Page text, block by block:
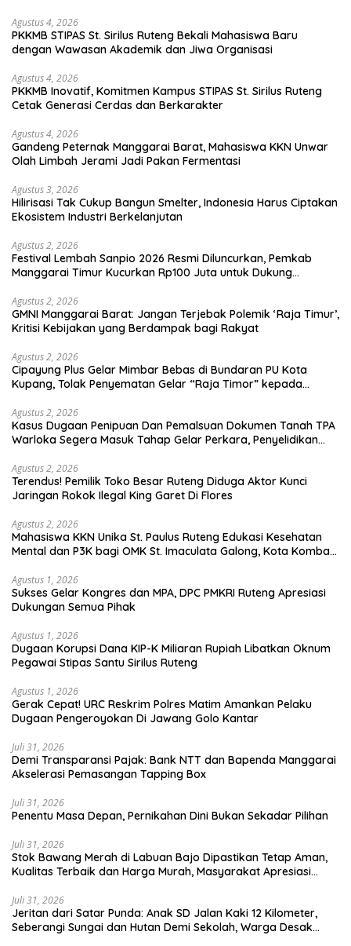
Agustus 4, 2026
PKKMB STIPAS St. Sirilus Ruteng Bekali Mahasiswa Baru
dengan Wawasan Akademik dan Jiwa Organisasi
Agustus 4, 2026
PKKMB Inovatif, Komitmen Kampus STIPAS St. Sirilus Ruteng
Cetak Generasi Cerdas dan Berkarakter
Agustus 4, 2026
Gandeng Peternak Manggarai Barat, Mahasiswa KKN Unwar
Olah Limbah Jerami Jadi Pakan Fermentasi
Agustus 3, 2026
Hilirisasi Tak Cukup Bangun Smelter, Indonesia Harus Ciptakan
Ekosistem Industri Berkelanjutan
Agustus 2, 2026
Festival Lembah Sanpio 2026 Resmi Diluncurkan, Pemkab
Manggarai Timur Kucurkan Rp100 Juta untuk Dukung
Agustus 2, 2026
GMNI Manggarai Barat: Jangan Terjebak Polemik ‘Raja Timur’,
Kritisi Kebijakan yang Berdampak bagi Rakyat
Agustus 2, 2026
Cipayung Plus Gelar Mimbar Bebas di Bundaran PU Kota
Kupang, Tolak Penyematan Gelar “Raja Timor” kepada
Agustus 2, 2026
Kasus Dugaan Penipuan Dan Pemalsuan Dokumen Tanah TPA
Warloka Segera Masuk Tahap Gelar Perkara, Penyelidikan
Agustus 2, 2026
Terendus! Pemilik Toko Besar Ruteng Diduga Aktor Kunci
Jaringan Rokok Ilegal King Garet Di Flores
Agustus 2, 2026
Mahasiswa KKN Unika St. Paulus Ruteng Edukasi Kesehatan
Mental dan P3K bagi OMK St. Imaculata Galong, Kota Komba
Agustus 1, 2026
Sukses Gelar Kongres dan MPA, DPC PMKRI Ruteng Apresiasi
Dukungan Semua Pihak
Agustus 1, 2026
Dugaan Korupsi Dana KIP-K Miliaran Rupiah Libatkan Oknum
Pegawai Stipas Santu Sirilus Ruteng
Agustus 1, 2026
Gerak Cepat! URC Reskrim Polres Matim Amankan Pelaku
Dugaan Pengeroyokan Di Jawang Golo Kantar
Juli 31, 2026
​Demi Transparansi Pajak: Bank NTT dan Bapenda Manggarai
Akselerasi Pemasangan Tapping Box
Juli 31, 2026
Penentu Masa Depan, Pernikahan Dini Bukan Sekadar Pilihan
Juli 31, 2026
Stok Bawang Merah di Labuan Bajo Dipastikan Tetap Aman,
Kualitas Terbaik dan Harga Murah, Masyarakat Apresiasi
Juli 31, 2026
Jeritan dari Satar Punda: Anak SD Jalan Kaki 12 Kilometer,
Seberangi Sungai dan Hutan Demi Sekolah, Warga Desak